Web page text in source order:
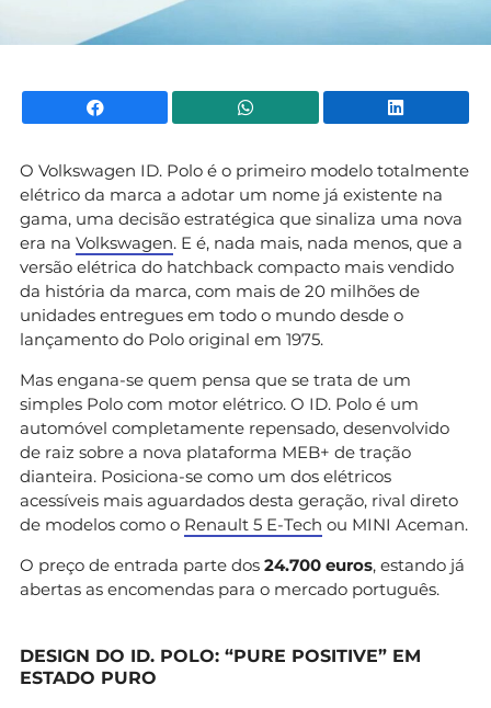
Facebook WhatsApp
O Volkswagen ID. Polo é o primeiro modelo totalmente
elétrico da marca a adotar um nome já existente na
gama, uma decisão estratégica que sinaliza uma nova
era na Volkswagen. E é, nada mais, nada menos, que a
versão elétrica do hatchback compacto mais vendido
da história da marca, com mais de 20 milhões de
unidades entregues em todo o mundo desde o
lançamento do Polo original em 1975.
Mas engana-se quem pensa que se trata de um
simples Polo com motor elétrico. O ID. Polo é um
automóvel completamente repensado, desenvolvido
de raiz sobre a nova plataforma MEB+ de tração
dianteira. Posiciona-se como um dos elétricos
acessíveis mais aguardados desta geração, rival direto
de modelos como o Renault 5 E-Tech ou MINI Aceman.
O preço de entrada parte dos 24.700 euros, estando já
abertas as encomendas para o mercado português.
DESIGN DO ID. POLO: “PURE POSITIVE” EM
ESTADO PURO